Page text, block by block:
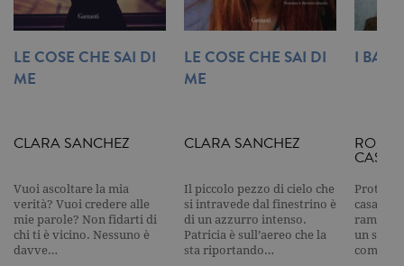
LE COSE CHE SAI DI
ME
CLARA SANCHEZ
Vuoi ascoltare la mia
verità? Vuoi credere alle
mie parole? Non fidarti di
chi ti è vicino. Nessuno è
davve…
LE COSE CHE SAI DI
ME
CLARA SANCHEZ
Il piccolo pezzo di cielo che
si intravede dal finestrino è
di un azzurro intenso.
Patricia è sull’aereo che la
sta riportando…
I
Protetta
casa
un
pagina.
cookie è
viene
per
richieste,
limitando
raccolta di
su siti ad
traffico.